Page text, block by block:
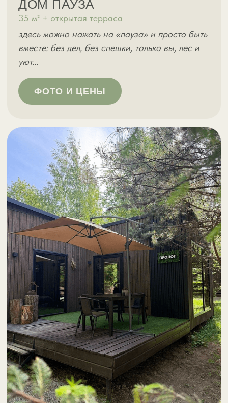
БАННЫЙ ЧАН
С НАПОЛНЕНИЕМ
В ПОДАРОК
Погружаясь в теплую купель, вы можете
насладиться благотворным воздействием
пара на Ваш организм. Парение помогает
расслабить мышцы, улучшить
кровообращение, очистить кожу
от токсинов и насытить ее влагой, а также
создает приятное чувство общего
благополучия.
Чан окружен настоящим бамбуком, который
мы привезли специально из Абхазии.
А ещё чан закрыт от посторонних взглядов,
есть подсветка, которая делает
атмосферу романтичней.
СТОИМОСТЬ: 2750 руб. / 1 час
вместимость до 4 человек
(минимальное время для
бронирования - 2 часа
*Банный чан можно арендовать без
проживания